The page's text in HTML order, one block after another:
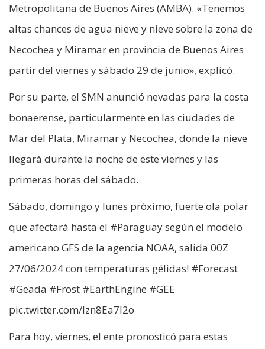
Metropolitana de Buenos Aires (AMBA). «Tenemos
altas chances de agua nieve y nieve sobre la zona de
Necochea y Miramar en provincia de Buenos Aires
partir del viernes y sábado 29 de junio», explicó.
Por su parte, el SMN anunció nevadas para la costa
bonaerense, particularmente en las ciudades de
Mar del Plata, Miramar y Necochea, donde la nieve
llegará durante la noche de este viernes y las
primeras horas del sábado.
Sábado, domingo y lunes próximo, fuerte ola polar
que afectará hasta el #Paraguay según el modelo
americano GFS de la agencia NOAA, salida 00Z
27/06/2024 con temperaturas gélidas! #Forecast
#Geada #Frost #EarthEngine #GEE
pic.twitter.com/Izn8Ea7I2o
Para hoy, viernes, el ente pronosticó para estas